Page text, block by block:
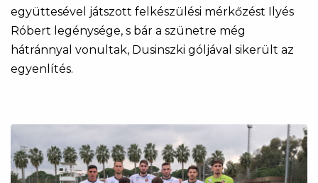
együttesével játszott felkészülési mérkőzést Ilyés
Róbert legénysége, s bár a szünetre még
hátránnyal vonultak, Dusinszki góljával sikerült az
egyenlítés.